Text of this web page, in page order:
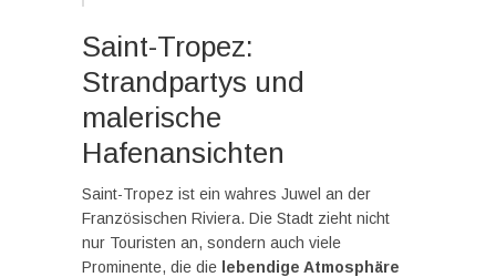
Saint-Tropez:
Strandpartys und
malerische
Hafenansichten
Saint-Tropez ist ein wahres Juwel an der
Französischen Riviera. Die Stadt zieht nicht
nur Touristen an, sondern auch viele
Prominente, die die lebendige Atmosphäre